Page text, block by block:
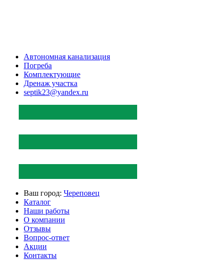
Автономная канализация
Погреба
Комплектующие
Дренаж участка
septik23@yandex.ru
Ваш город: Череповец
Каталог
Наши работы
О компании
Отзывы
Вопрос-ответ
Акции
Контакты